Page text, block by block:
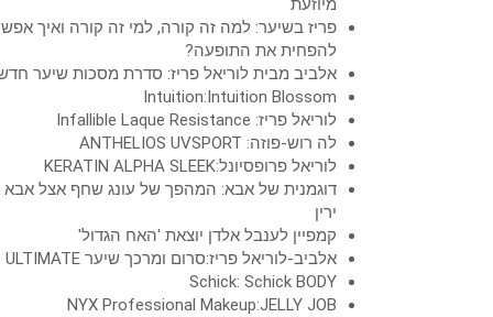
מיוזעת
פריז בשיער: למה זה קורה, למי זה קורה ואיך
להפחית את התופעה?
אלביב מבית לוריאל פריז: סדרת מסכות שיער
Intuition:Intuition Blossom
לוריאל פריז: Infallible Laque Resistance
לה רוש-פוזה: ANTHELIOS UVSPORT
לוריאל פרופסיונל:KERATIN ALPHA SLEEK
דוגמנית של אבא: המהפך של עונג שחף אצל אבא
ירין
קמפיין לענבל אלדן יוצאת 'האח הגדול'
אלביב-לוריאל פריז:סרום ומרכך שיער ULTIMATE
Schick: Schick BODY
NYX Professional Makeup:JELLY JOB